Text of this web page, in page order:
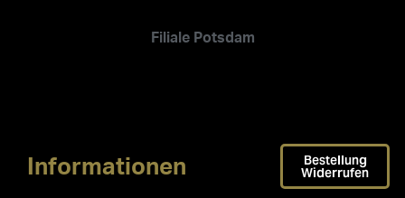
Filiale Potsdam
Informationen Bestellung
Widerrufen